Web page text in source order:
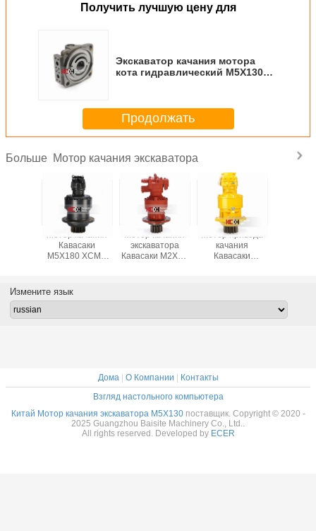
Получить лучшую цену для
Экскаватор качания мотора
кота гидравлический M5X130
Продолжать
Больше Мотор качания экскаватора
Мотор качания
Кавасаки
M5X180 XCMG
Мотор качания
экскаватора
Кавасаки M2X63
Мотор привода
качания
Кавасаки
Измените язык
Дома| О Компании | Контакты
Взгляд настольного компьютера
Китай Мотор качания экскаватора M5X130поставщик. Copyright © 2020 -
2025 Guangzhou Baisite Machinery Co., Ltd..
All rights reserved. Developed by ECER